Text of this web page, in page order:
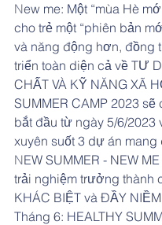
New me: Một “mùa Hè
cho trẻ một “phiên bản
và năng động hơn, đồng
triển toàn diện cả về TƯ
CHẤT VÀ KỸ NĂNG XÃ
SUMMER CAMP 2023 sẽ
bắt đầu từ ngày 5/6/2023
xuyên suốt 3 dự án mang
NEW SUMMER - NEW
trải nghiệm trưởng thành
KHÁC BIỆT và ĐẦY
Tháng 6: HEALTHY